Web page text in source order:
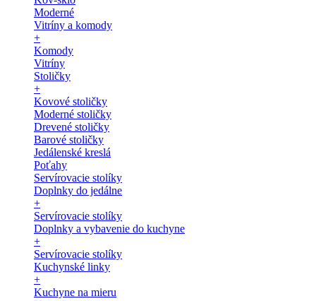
Moderné
Vitríny a komody
+
Komody
Vitríny
Stoličky
+
Kovové stoličky
Moderné stoličky
Drevené stoličky
Barové stoličky
Jedálenské kreslá
Poťahy
Servírovacie stolíky
Doplnky do jedálne
+
Servírovacie stolíky
Doplnky a vybavenie do kuchyne
+
Servírovacie stolíky
Kuchynské linky
+
Kuchyne na mieru